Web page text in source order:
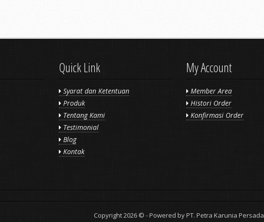
Quick Link
Syarat dan Ketentuan
Produk
Tentang Kami
Testimonial
Blog
Kontak
My Account
Member Area
Histori Order
Konfirmasi Order
Copyright 2026 © - Powered by PT. Petra Karunia Persada